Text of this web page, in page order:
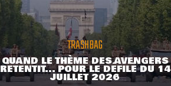
TRASHBAG
QUAND LE THÈME DES AVENGERS
RETENTIT... POUR LE DÉFILÉ DU 14
JUILLET 2026